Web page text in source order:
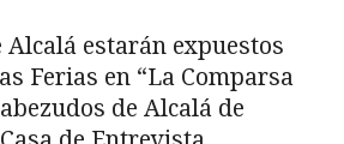
Alcalá estarán expuestos
Ferias en “La Comparsa
de Alcalá de